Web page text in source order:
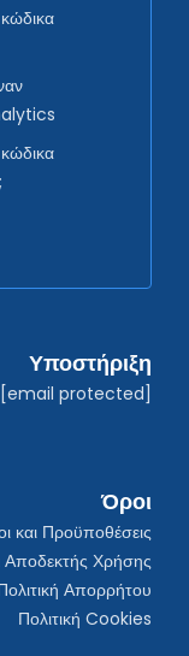
Υποστήριξη
[email protected]
Όροι
και Προϋποθέσεις
Αποδεκτής Χρήσης
Απορρήτου
Πολιτική Cookies